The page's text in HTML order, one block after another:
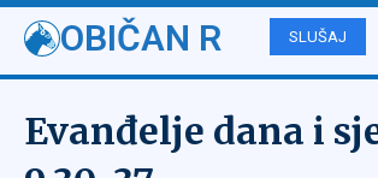
OBIČAN R SLUŠAJ
Evanđelje dana i